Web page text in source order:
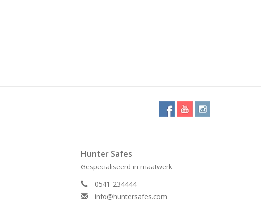
Hunter Safes
Gespecialiseerd in maatwerk
0541-234444
info@huntersafes.com